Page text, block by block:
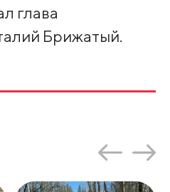
глава
Брижатый.